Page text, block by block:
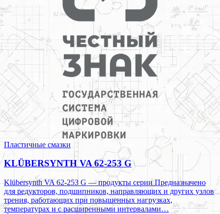
Пластичные смазки
KLÜBERSYNTH VA 62-253 G
Klübersynth VA 62-253 G — продукты серии Предназначено
для редукторов, подшипников, направляющих и других узлов
трения, работающих при повышенных нагрузках,
температурах и с расширенными интервалами…